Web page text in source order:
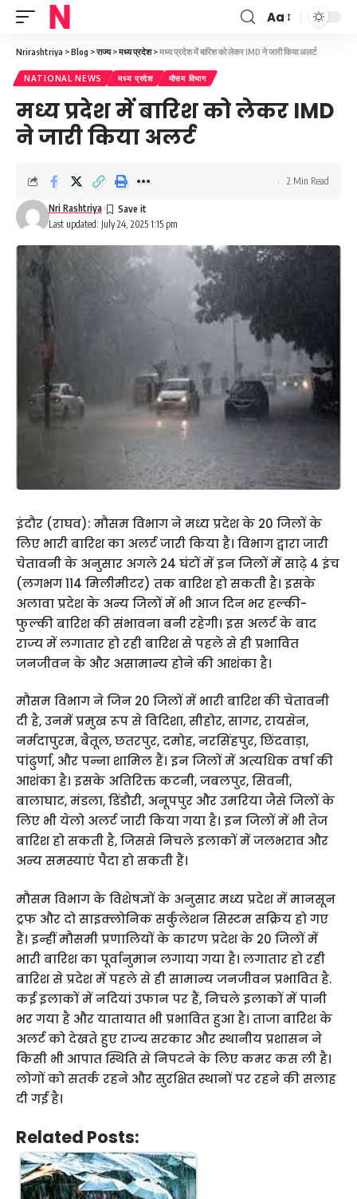
Font
Resizer
Aa
Nrirashtriya >Blog >राज्य>मध्य प्रदेश>मध्य प्रदेश में बारिश को लेकर IMD ने जारी किया अलर्ट
NATIONAL NEWS मध्य प्रदेश मौसम विभाग
मध्य प्रदेश में बारिश को लेकर IMD
ने जारी किया अलर्ट
Last updated: July 24, 2025 1:15 pm
Nri Rashtriya
2 Min Read
इंदौर (राघव): मौसम विभाग ने मध्य प्रदेश के 20 जिलों के
लिए भारी बारिश का अलर्ट जारी किया है। विभाग द्वारा जारी
चेतावनी के अनुसार अगले 24 घंटों में इन जिलों में साढ़े 4 इंच
(लगभग 114 मिलीमीटर) तक बारिश हो सकती है। इसके
अलावा प्रदेश के अन्य जिलों में भी आज दिन भर हल्की-
फुल्की बारिश की संभावना बनी रहेगी। इस अलर्ट के बाद
राज्य में लगातार हो रही बारिश से पहले से ही प्रभावित
जनजीवन के और असामान्य होने की आशंका है।
मौसम विभाग ने जिन 20 जिलों में भारी बारिश की चेतावनी
दी है, उनमें प्रमुख रूप से विदिशा, सीहोर, सागर, रायसेन,
नर्मदापुरम, बैतूल, छतरपुर, दमोह, नरसिंहपुर, छिंदवाड़ा,
पांढुर्णा, और पन्ना शामिल हैं। इन जिलों में अत्यधिक वर्षा की
आशंका है। इसके अतिरिक्त कटनी, जबलपुर, सिवनी,
बालाघाट, मंडला, डिंडौरी, अनूपपुर और उमरिया जैसे जिलों के
लिए भी येलो अलर्ट जारी किया गया है। इन जिलों में भी तेज
बारिश हो सकती है, जिससे निचले इलाकों में जलभराव और
अन्य समस्याएं पैदा हो सकती हैं।
मौसम विभाग के विशेषज्ञों के अनुसार मध्य प्रदेश में मानसून
ट्रफ और दो साइक्लोनिक सर्कुलेशन सिस्टम सक्रिय हो गए
हैं। इन्हीं मौसमी प्रणालियों के कारण प्रदेश के 20 जिलों में
भारी बारिश का पूर्वानुमान लगाया गया है। लगातार हो रही
बारिश से प्रदेश में पहले से ही सामान्य जनजीवन प्रभावित है.
कई इलाकों में नदियां उफान पर हैं, निचले इलाकों में पानी
भर गया है और यातायात भी प्रभावित हुआ है। ताजा बारिश के
अलर्ट को देखते हुए राज्य सरकार और स्थानीय प्रशासन ने
किसी भी आपात स्थिति से निपटने के लिए कमर कस ली है।
लोगों को सतर्क रहने और सुरक्षित स्थानों पर रहने की सलाह
दी गई है।
Related Posts: